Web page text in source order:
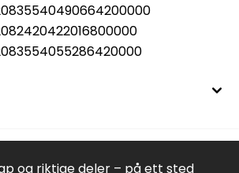
og riktige deler – på ett sted